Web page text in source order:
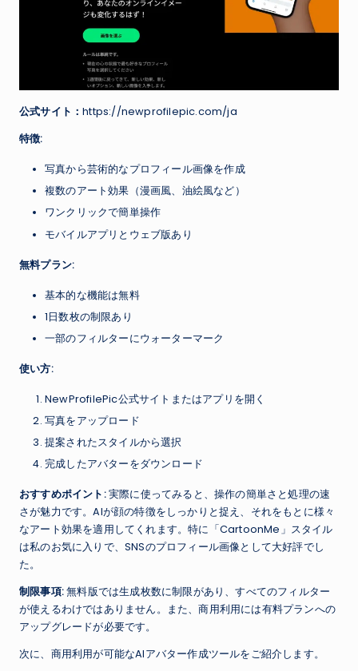
公式サイト：https://newprofilepic.com/ja
特徴:
写真から芸術的なプロフィール画像を作成
複数のアート効果（漫画風、油絵風など）
ワンクリックで簡単操作
モバイルアプリとウェブ版あり
無料プラン:
基本的な機能は無料
1日数枚の制限あり
一部のフィルターにウォーターマーク
使い方:
NewProfilePic公式サイトまたはアプリを開く
写真をアップロード
提案されたスタイルから選択
完成したアバターをダウンロード
おすすめポイント:実際に使ってみると、操作の簡単さと処理の速
さが魅力です。AIが顔の特徴をしっかりと捉え、それをもとに様々
なアート効果を適用してくれます。特に「CartoonMe」スタイル
は私のお気に入りで、SNSのプロフィール画像として大好評でし
た。
制限事項:無料版では生成枚数に制限があり、すべてのフィルター
が使えるわけではありません。また、商用利用には有料プランへの
アップグレードが必要です。
次に、商用利用が可能なAIアバター作成ツールをご紹介します。